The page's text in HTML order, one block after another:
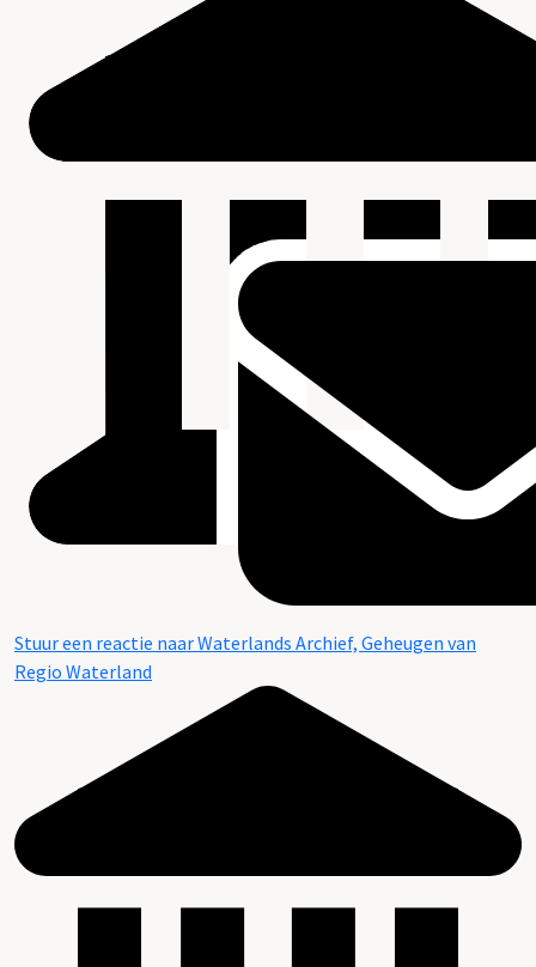
Stuur een reactie naar Waterlands Archief, Geheugen van
Regio Waterland